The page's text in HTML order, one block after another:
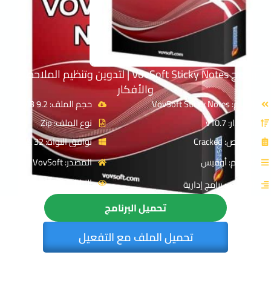
برنامج VovSoft Sticky Notes | لتدوين وتنظيم الملاحظات
والأفكار
الاسم: VovSoft Sticky Notes
الإصدار: v10.7
الترخيص: Cracked
القسم: أوفيس
التصنيف: برامج إدارية
حجم الملف: 9.2 MB
نوع الملف: Zip
توافق النواة: 32 & 64-Bit
المصدر: VovSoft
الزيارات : 1383
تحميل البرنامج
تحميل الملف مع التفعيل